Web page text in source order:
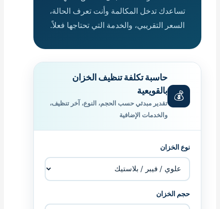
تساعدك تدخل المكالمة وأنت تعرف الحالة،
السعر التقريبي، والخدمة التي تحتاجها فعلاً.
💰
حاسبة تكلفة تنظيف الخزان
بالقويعية
تقدير مبدئي حسب الحجم، النوع، آخر تنظيف،
والخدمات الإضافية
نوع الخزان
حجم الخزان